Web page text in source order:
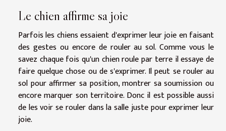
Le chien affirme sa joie
Parfois les chiens essaient d'exprimer leur joie en faisant
des gestes ou encore de rouler au sol. Comme vous le
savez chaque fois qu'un chien roule par terre il essaye de
faire quelque chose ou de s'exprimer. Il peut se rouler au
sol pour affirmer sa position, montrer sa soumission ou
encore marquer son territoire. Donc il est possible aussi
de les voir se rouler dans la salle juste pour exprimer leur
joie.